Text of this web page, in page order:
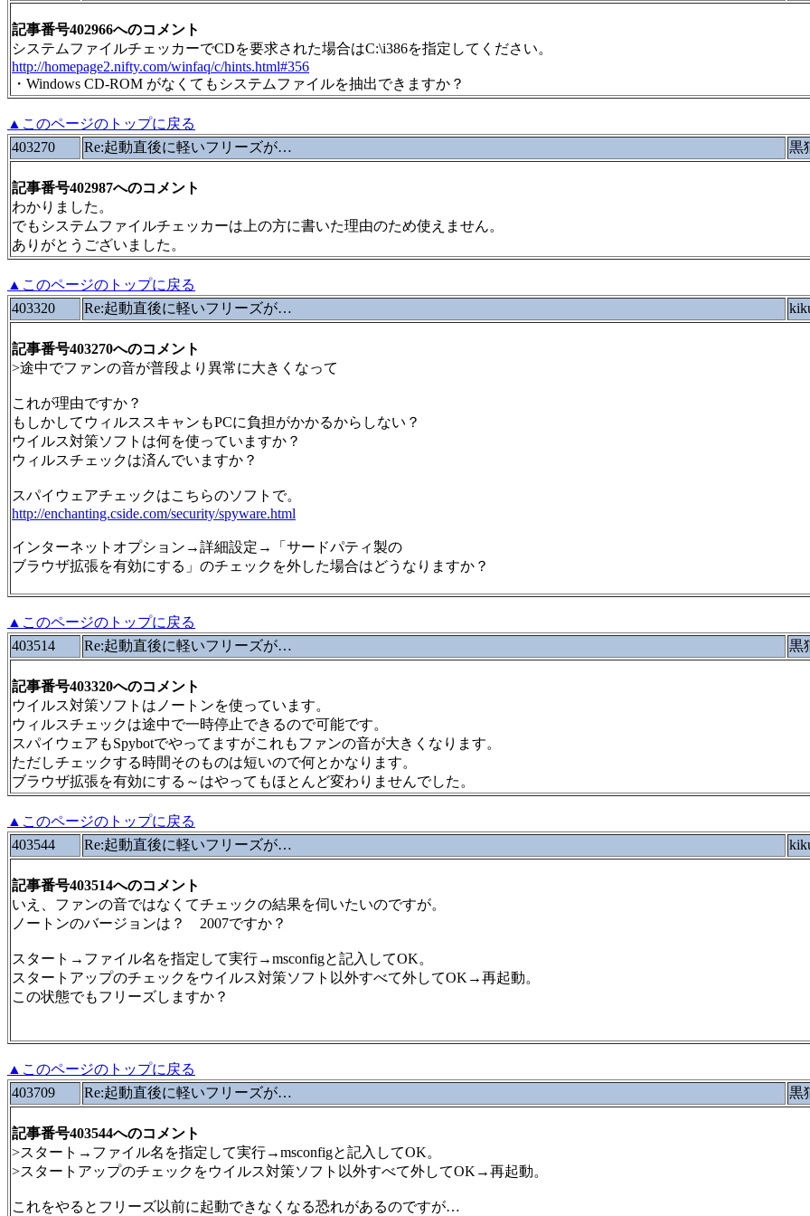
記事番号402966へのコメント
システムファイルチェッカーでCDを要求された場合はC:\i386を指定してください。
http://homepage2.nifty.com/winfaq/c/hints.html#356
・Windows CD-ROM がなくてもシステムファイルを抽出できますか？
▲このページのトップに戻る
403270
Re:起動直後に軽いフリーズが… 黒
記事番号402987へのコメント
わかりました。
でもシステムファイルチェッカーは上の方に書いた理由のため使えません。
ありがとうございました。
▲このページのトップに戻る
403320
Re:起動直後に軽いフリーズが…
記事番号403270へのコメント
>途中でファンの音が普段より異常に大きくなって
これが理由ですか？
もしかしてウィルススキャンもPCに負担がかかるからしない？
ウイルス対策ソフトは何を使っていますか？
ウィルスチェックは済んでいますか？
スパイウェアチェックはこちらのソフトで。
http://enchanting.cside.com/security/spyware.html
インターネットオプション→詳細設定→「サードパティ製の
ブラウザ拡張を有効にする」のチェックを外した場合はどうなりますか？
▲このページのトップに戻る
403514
Re:起動直後に軽いフリーズが… 黒
記事番号403320へのコメント
ウイルス対策ソフトはノートンを使っています。
ウィルスチェックは途中で一時停止できるので可能です。
スパイウェアもSpybotでやってますがこれもファンの音が大きくなります。
ただしチェックする時間そのものは短いので何とかなります。
ブラウザ拡張を有効にする～はやってもほとんど変わりませんでした。
▲このページのトップに戻る
403544
Re:起動直後に軽いフリーズが…
記事番号403514へのコメント
いえ、ファンの音ではなくてチェックの結果を伺いたいのですが。
ノートンのバージョンは？ 2007ですか？
スタート→ファイル名を指定して実行→msconfigと記入してOK。
スタートアップのチェックをウイルス対策ソフト以外すべて外してOK→再起動。
この状態でもフリーズしますか？
▲このページのトップに戻る
403709
Re:起動直後に軽いフリーズが… 黒
記事番号403544へのコメント
>スタート→ファイル名を指定して実行→msconfigと記入してOK。
>スタートアップのチェックをウイルス対策ソフト以外すべて外してOK→再起動。
これをやるとフリーズ以前に起動できなくなる恐れがあるのですが…